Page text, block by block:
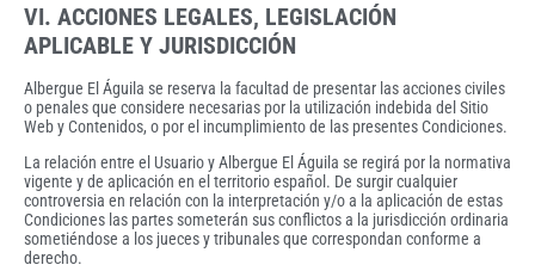
VI. ACCIONES LEGALES, LEGISLACIÓN
APLICABLE Y JURISDICCIÓN
Albergue El Águila se reserva la facultad de presentar las acciones civiles
o penales que considere necesarias por la utilización indebida del Sitio
Web y Contenidos, o por el incumplimiento de las presentes Condiciones.
La relación entre el Usuario y Albergue El Águila se regirá por la normativa
vigente y de aplicación en el territorio español. De surgir cualquier
controversia en relación con la interpretación y/o a la aplicación de estas
Condiciones las partes someterán sus conflictos a la jurisdicción ordinaria
sometiéndose a los jueces y tribunales que correspondan conforme a
derecho.